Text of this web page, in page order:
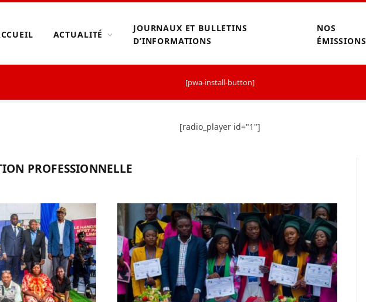
ACTUALITÉ
JOURNAUX ET BULLETINS
D’INFORMATIONS
NOS
ÉMISSIONS
[pwa-install-button]
[radio_player id="1"]
PROFESSIONNELLE